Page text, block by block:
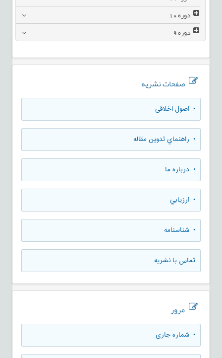
دوره10
دوره9
صفحات نشریه
• اصول اخلاقی
• راهنماي تدوين مقاله
• درباره ما
• ارزيابي
• شناسنامه
تماس با نشریه
مرور
• شماره جاری